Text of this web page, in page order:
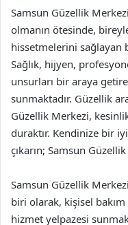
Samsun Güzellik
olmanın ötesinde,
hissetmelerini sağlayan
Sağlık, hijyen,
unsurları bir araya
sunmaktadır. Güzellik
Güzellik Merkezi,
duraktır. Kendinize bir
çıkarın; Samsun
Samsun Güzellik
biri olarak, kişisel
hizmet yelpazesi